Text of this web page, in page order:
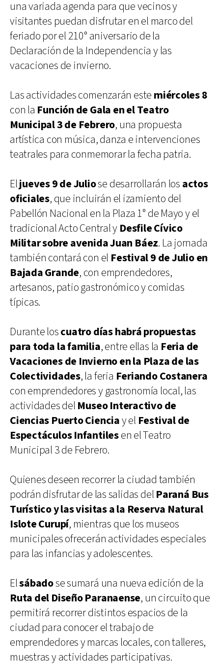
una variada agenda para que vecinos y
visitantes puedan disfrutar en el marco del
feriado por el 210° aniversario de la
Declaración de la Independencia y las
vacaciones de invierno.
Las actividades comenzarán este miércoles 8
con la Función de Gala en el Teatro
Municipal 3 de Febrero, una propuesta
artística con música, danza e intervenciones
teatrales para conmemorar la fecha patria.
Eljueves 9 de Juliose desarrollarán los actos
oficiales, que incluirán el izamiento del
Pabellón Nacional en la Plaza 1° de Mayo y el
tradicional Acto Central y Desfile Cívico
Militar sobre avenida Juan Báez. La jornada
también contará con el Festival 9 de Julio en
Bajada Grande, con emprendedores,
artesanos, patio gastronómico y comidas
típicas.
Durante loscuatro días habrá propuestas
para toda la familia, entre ellas la Feria de
Vacaciones de Invierno en la Plaza de las
Colectividades, la feria Feriando Costanera
con emprendedores y gastronomía local, las
actividades del Museo Interactivo de
Ciencias Puerto Cienciay el Festival de
Espectáculos Infantilesen el Teatro
Municipal 3 de Febrero.
Quienes deseen recorrer la ciudad también
podrán disfrutar de las salidas del Paraná Bus
Turístico y las visitas a la Reserva Natural
Islote Curupí, mientras que los museos
municipales ofrecerán actividades especiales
para las infancias y adolescentes.
Elsábadose sumará una nueva edición de la
Ruta del Diseño Paranaense, un circuito que
permitirá recorrer distintos espacios de la
ciudad para conocer el trabajo de
emprendedores y marcas locales, con talleres,
muestras y actividades participativas.